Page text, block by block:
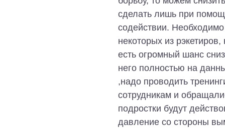
сделать лишь при
содействии.
некоторых из
есть огромный шанс
него полностью на
,надо проводить
сотрудникам и
подростки будут
давление со стороны